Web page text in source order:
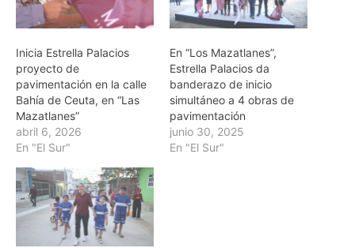
Inicia Estrella Palacios
proyecto de
pavimentación en la calle
Bahía de Ceuta, en “Las
Mazatlanes”
abril 6, 2026
En "El Sur"
En “Los Mazatlanes”,
Estrella Palacios da
banderazo de inicio
simultáneo a 4 obras de
pavimentación
junio 30, 2025
En "El Sur"